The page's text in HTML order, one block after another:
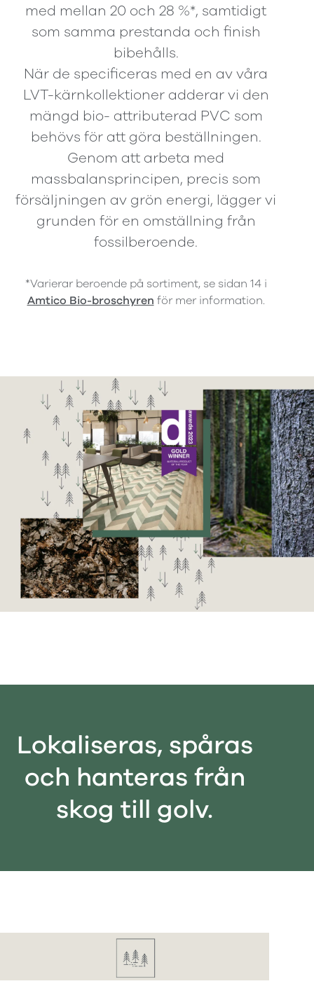
med mellan 20 och 28 %*, samtidigt
som samma prestanda och finish
bibehålls.
När de specificeras med en av våra
LVT-kärnkollektioner adderar vi den
mängd bio- attributerad PVC som
behövs för att göra beställningen.
Genom att arbeta med
massbalansprincipen, precis som
försäljningen av grön energi, lägger vi
grunden för en omställning från
fossilberoende.
*Varierar beroende på sortiment, se sidan 14 i
Amtico Bio-broschyren för mer information.
Lokaliseras, spåras
och hanteras från
skog till golv.